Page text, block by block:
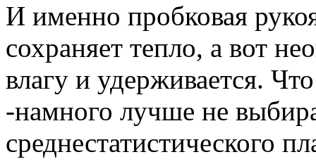
И именно пробковая
сохраняет тепло, а вот
влагу и удерживается.
-намного лучше не
среднестатистического